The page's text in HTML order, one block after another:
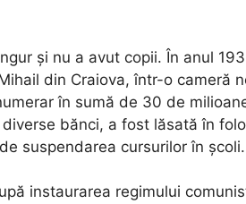
și nu a avut copii. În anul
din Craiova, într-o cameră
în sumă de 30 de
bănci, a fost lăsată în
suspendarea cursurilor în școli.
instaurarea regimului